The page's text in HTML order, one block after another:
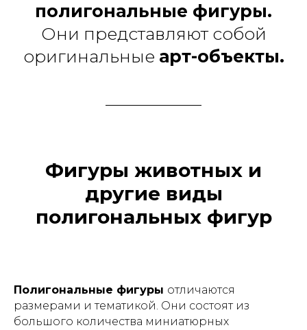
полигональные фигуры.
Они представляют собой
оригинальные арт-объекты.
Фигуры животных и
другие виды
полигональных фигур
Полигональные фигуры отличаются
размерами и тематикой. Они состоят из
большого количества миниатюрных